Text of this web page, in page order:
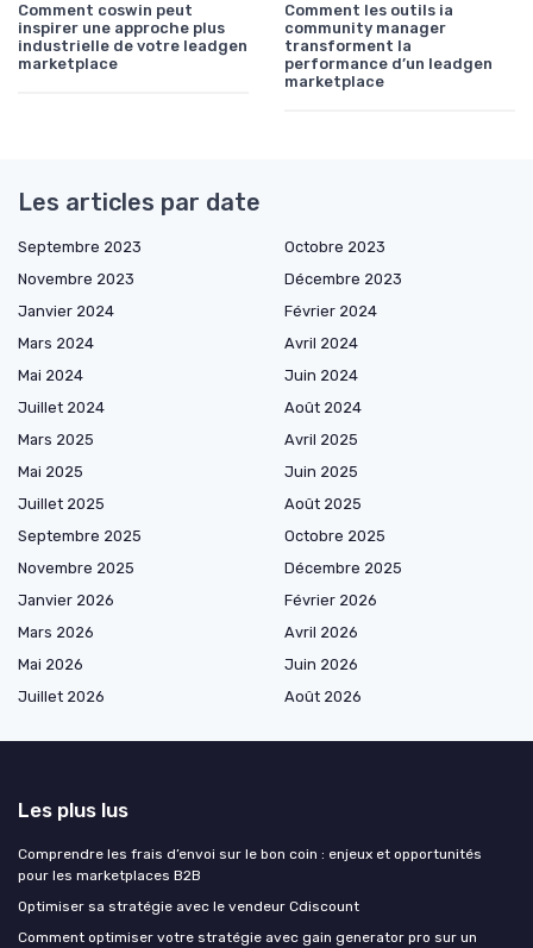
Comment coswin peut
inspirer une approche plus
industrielle de votre leadgen
marketplace
Comment les outils ia
community manager
transforment la
performance d’un leadgen
marketplace
Les articles par date
Septembre 2023
Octobre 2023
Novembre 2023
Décembre 2023
Janvier 2024
Février 2024
Mars 2024
Avril 2024
Mai 2024
Juin 2024
Juillet 2024
Août 2024
Mars 2025
Avril 2025
Mai 2025
Juin 2025
Juillet 2025
Août 2025
Septembre 2025
Octobre 2025
Novembre 2025
Décembre 2025
Janvier 2026
Février 2026
Mars 2026
Avril 2026
Mai 2026
Juin 2026
Juillet 2026
Août 2026
Les plus lus
Comprendre les frais d’envoi sur le bon coin : enjeux et opportunités
pour les marketplaces B2B
Optimiser sa stratégie avec le vendeur Cdiscount
Comment optimiser votre stratégie avec gain generator pro sur un